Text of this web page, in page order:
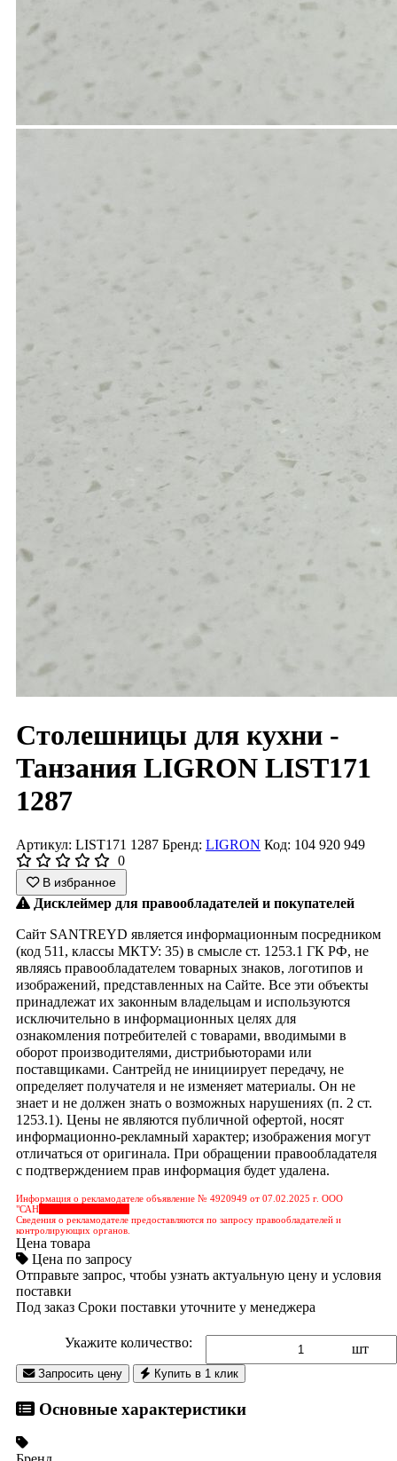
Столешницы для кухни -
Танзания LIGRON LIST171
1287
Артикул: LIST171 1287 Бренд: LIGRON Код: 104 920 949
0
В избранное
Дисклеймер для правообладателей и покупателей
Сайт SANTREYD является информационным посредником
(код 511, классы МКТУ: 35) в смысле ст. 1253.1 ГК РФ, не
являясь правообладателем товарных знаков, логотипов и
изображений, представленных на Сайте. Все эти объекты
принадлежат их законным владельцам и используются
исключительно в информационных целях для
ознакомления потребителей с товарами, вводимыми в
оборот производителями, дистрибьюторами или
поставщиками. Сантрейд не инициирует передачу, не
определяет получателя и не изменяет материалы. Он не
знает и не должен знать о возможных нарушениях (п. 2 ст.
1253.1). Цены не являются публичной офертой, носят
информационно-рекламный характер; изображения могут
отличаться от оригинала. При обращении правообладателя
с подтверждением прав информация будет удалена.
Информация о рекламодателе объявление № 4920949 от 07.02.2025 г. ООО
"САН
Сведения о рекламодателе предоставляются по запросу правообладателей и
контролирующих органов.
Цена товара
Цена по запросу
Отправьте запрос, чтобы узнать актуальную цену и условия
поставки
Под заказ Сроки поставки уточните у менеджера
Укажите количество: шт
Запросить цену Купить в 1 клик
Основные характеристики